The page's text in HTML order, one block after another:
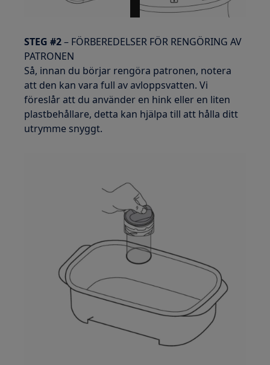
STEG #2– FÖRBEREDELSER FÖR RENGÖRING AV
PATRONEN
Så, innan du börjar rengöra patronen, notera
att den kan vara full av avloppsvatten. Vi
föreslår att du använder en hink eller en liten
plastbehållare, detta kan hjälpa till att hålla ditt
utrymme snyggt.